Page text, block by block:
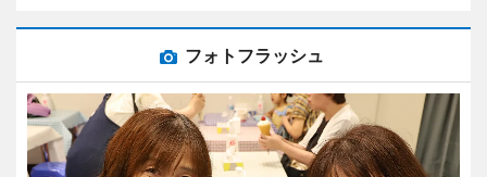
フォトフラッシュ